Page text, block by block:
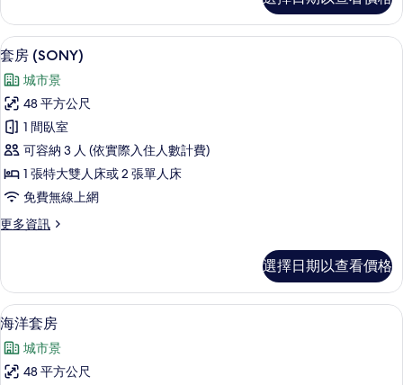
片
客
房
的
情
顯
示
套
房
(SONY)
的
所
有
相
套房 (SONY) | 低過敏寢具、羽絨被、
9
套房 (SONY)
城市景
48 平方公尺
1 間臥室
可容納 3 人 (依實際入住人數計費)
1 張特大雙人床或 2 張單人床
免費無線上網
更多資訊
更
(SONY)
的
詳
選擇日期以查看價格
顯
示
海
海洋套房 | 低過敏寢具、羽絨被、迷
8
海洋套房
城市景
48 平方公尺